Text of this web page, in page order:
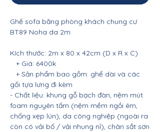
Ghế sofa băng phòng khách chung cư
BT89 Noha da 2m
Kích thước: 2m x 80 x 42cm (D x R x C)
+ Giá: 6400k
+ Sản phẩm bao gồm: ghế dài và các
gối tựa lưng đi kèm
- Chất liệu: khung gỗ bạch đàn, nệm mút
foam nguyên tấm (nệm mềm ngồi êm,
chống xẹp lún), da công nghiệp (ngoài ra
còn có vải bố / vải nhung nỉ), chân sắt sơn